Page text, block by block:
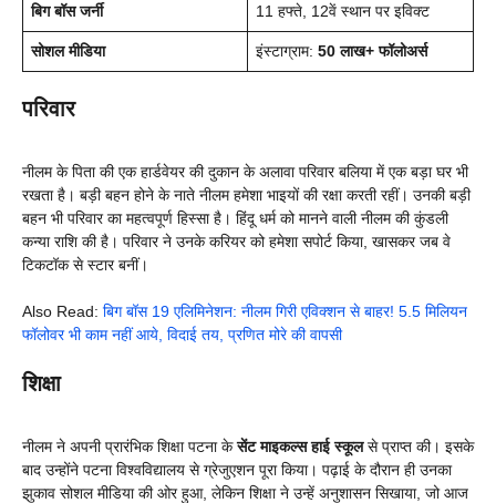
बिग बॉस जर्नी 11 हफ्ते, 12वें स्थान पर इविक्ट
सोशल मीडिया इंस्टाग्राम: 50 लाख+ फॉलोअर्स
परिवार
नीलम के पिता की एक हार्डवेयर की दुकान के अलावा परिवार बलिया में एक बड़ा घर भी
रखता है। बड़ी बहन होने के नाते नीलम हमेशा भाइयों की रक्षा करती रहीं। उनकी बड़ी
बहन भी परिवार का महत्वपूर्ण हिस्सा है। हिंदू धर्म को मानने वाली नीलम की कुंडली
कन्या राशि की है। परिवार ने उनके करियर को हमेशा सपोर्ट किया, खासकर जब वे
टिकटॉक से स्टार बनीं।
Also Read: बिग बॉस 19 एलिमिनेशन: नीलम गिरी एविक्शन से बाहर! 5.5 मिलियन
फॉलोवर भी काम नहीं आये, विदाई तय, प्रणित मोरे की वापसी
शिक्षा
नीलम ने अपनी प्रारंभिक शिक्षा पटना केसेंट माइकल्स हाई स्कूलसे प्राप्त की। इसके
बाद उन्होंने पटना विश्वविद्यालय से ग्रेजुएशन पूरा किया। पढ़ाई के दौरान ही उनका
झुकाव सोशल मीडिया की ओर हुआ, लेकिन शिक्षा ने उन्हें अनुशासन सिखाया, जो आज